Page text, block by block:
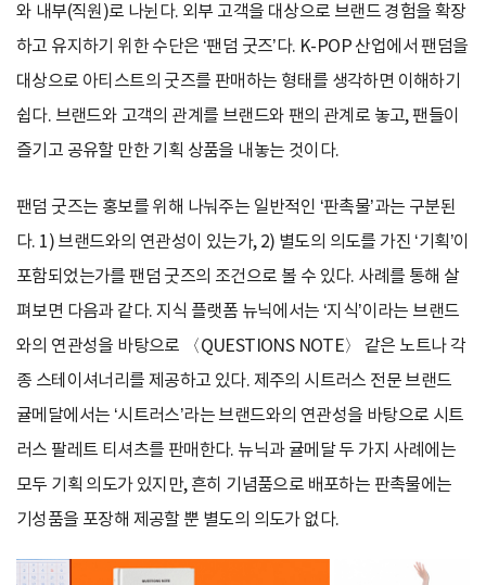
와 내부(직원)로 나뉜다. 외부 고객을 대상으로 브랜드 경험을 확장
하고 유지하기 위한 수단은 ‘팬덤 굿즈’다. K-POP 산업에서 팬덤을
대상으로 아티스트의 굿즈를 판매하는 형태를 생각하면 이해하기
쉽다. 브랜드와 고객의 관계를 브랜드와 팬의 관계로 놓고, 팬들이
즐기고 공유할 만한 기획 상품을 내놓는 것이다.
팬덤 굿즈는 홍보를 위해 나눠주는 일반적인 ‘판촉물’과는 구분된
다. 1) 브랜드와의 연관성이 있는가, 2) 별도의 의도를 가진 ‘기획’이
포함되었는가를 팬덤 굿즈의 조건으로 볼 수 있다. 사례를 통해 살
펴보면 다음과 같다. 지식 플랫폼 뉴닉에서는 ‘지식’이라는 브랜드
와의 연관성을 바탕으로 〈QUESTIONS NOTE〉 같은 노트나 각
종 스테이셔너리를 제공하고 있다. 제주의 시트러스 전문 브랜드
귤메달에서는 ‘시트러스’라는 브랜드와의 연관성을 바탕으로 시트
러스 팔레트 티셔츠를 판매한다. 뉴닉과 귤메달 두 가지 사례에는
모두 기획 의도가 있지만, 흔히 기념품으로 배포하는 판촉물에는
기성품을 포장해 제공할 뿐 별도의 의도가 없다.